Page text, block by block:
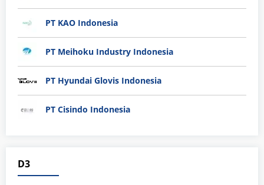
PT KAO Indonesia
PT Meihoku Industry Indonesia
PT Hyundai Glovis Indonesia
PT Cisindo Indonesia
D3